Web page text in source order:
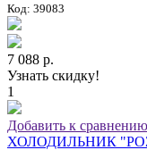
Код: 39083
7 088 р.
Узнать скидку!
1
Добавить к сравнению
ХОЛОДИЛЬНИК